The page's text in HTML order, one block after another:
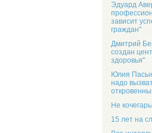
Эдуард
зависит
граждан"
Дмитрий
создан
здоровья"
Юлия
надо
Не
15 лет на